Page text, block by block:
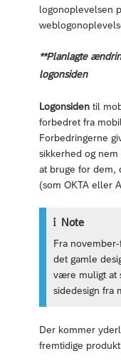
logonoplevelsen
**Planlagte
logonsiden
Logonsiden til
forbedret fra
Forbedringerne
sikkerhed og
at bruge for dem,
(som OKTA eller
Note
Fra
det gamle
være muligt at
sidedesign fra
Der kommer
fremtidige